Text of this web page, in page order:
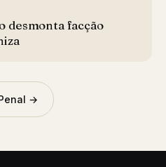
desmonta facção
→